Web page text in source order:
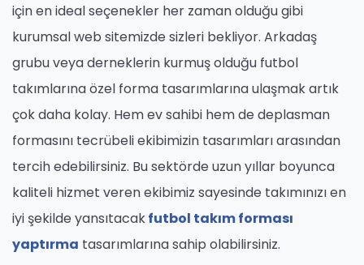
için en ideal seçenekler her zaman olduğu gibi
kurumsal web sitemizde sizleri bekliyor. Arkadaş
grubu veya derneklerin kurmuş olduğu futbol
takımlarına özel forma tasarımlarına ulaşmak artık
çok daha kolay. Hem ev sahibi hem de deplasman
formasını tecrübeli ekibimizin tasarımları arasından
tercih edebilirsiniz. Bu sektörde uzun yıllar boyunca
kaliteli hizmet veren ekibimiz sayesinde takımınızı en
iyi şekilde yansıtacakfutbol takım forması
yaptırma tasarımlarına sahip olabilirsiniz.